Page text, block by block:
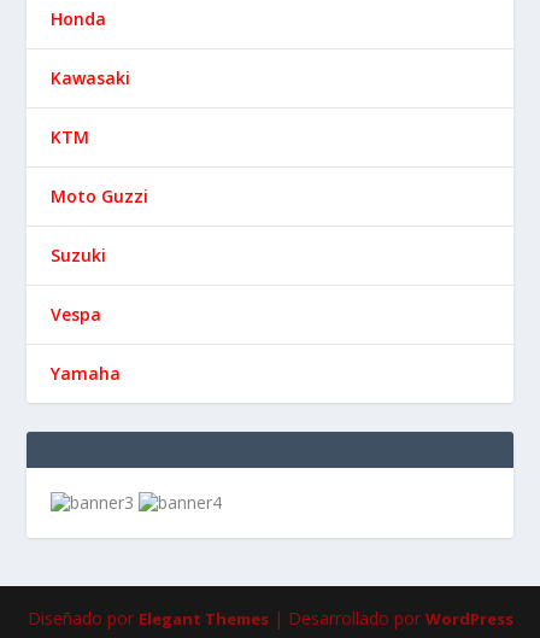
Honda
Kawasaki
KTM
Moto Guzzi
Suzuki
Vespa
Yamaha
Diseñado por Elegant Themes| Desarrollado por WordPress